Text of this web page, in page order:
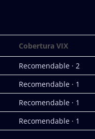
Cobertura VIX
Recomendable · 2
Recomendable · 1
Recomendable · 1
Recomendable · 1